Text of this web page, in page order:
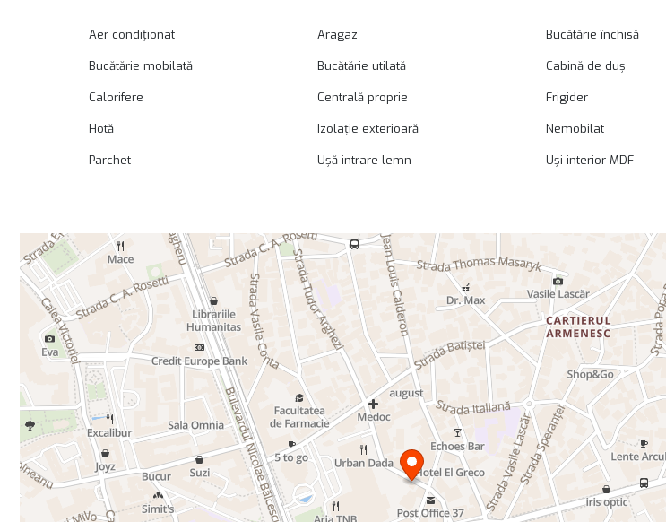
Aer condiționat Aragaz Bucătărie închisă
Bucătărie mobilată Bucătărie utilată Cabină de duș
Calorifere Centrală proprie Frigider
Hotă Izolație exterioară Nemobilat
Parchet Ușă intrare lemn Uși interior MDF